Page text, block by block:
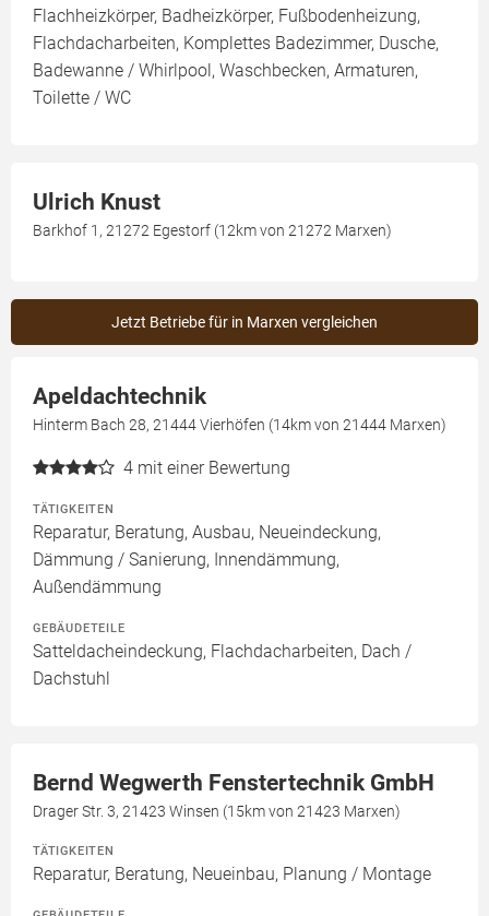
Flachheizkörper, Badheizkörper, Fußbodenheizung,
Flachdacharbeiten, Komplettes Badezimmer, Dusche,
Badewanne / Whirlpool, Waschbecken, Armaturen,
Toilette / WC
Ulrich Knust
Barkhof 1, 21272 Egestorf (12km von 21272 Marxen)
Jetzt Betriebe für in Marxen vergleichen
Apeldachtechnik
Hinterm Bach 28, 21444 Vierhöfen (14km von 21444 Marxen)
4 mit einer Bewertung
TÄTIGKEITEN
Reparatur, Beratung, Ausbau, Neueindeckung,
Dämmung / Sanierung, Innendämmung,
Außendämmung
GEBÄUDETEILE
Satteldacheindeckung, Flachdacharbeiten, Dach /
Dachstuhl
Bernd Wegwerth Fenstertechnik GmbH
Drager Str. 3, 21423 Winsen (15km von 21423 Marxen)
TÄTIGKEITEN
Reparatur, Beratung, Neueinbau, Planung / Montage